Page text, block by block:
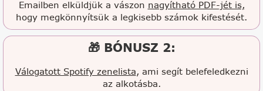
Emailben elküldjük a vászon nagyítható PDF-jét is,
hogy megkönnyítsük a legkisebb számok kifestését.
🎁 BÓNUSZ 2:
Válogatott Spotify zenelista, ami segít belefeledkezni
az alkotásba.